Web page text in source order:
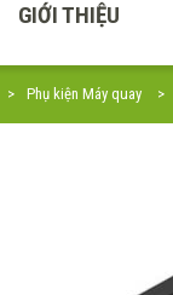
GIỚI THIỆU
Phụ kiện Máy quay